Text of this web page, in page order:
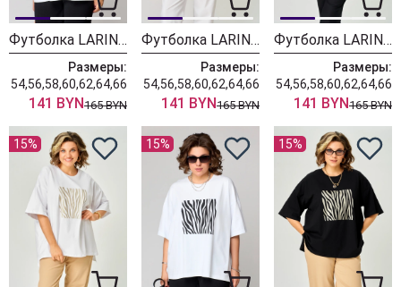
Футболка LARINI 084 белый relax
Размеры:
54,56,58,60,62,64,66
141 BYN165 BYN
Футболка LARINI 084 черный relax
Размеры:
54,56,58,60,62,64,66
141 BYN165 BYN
Футболка LARINI 083 белый + серебро зебра
Размеры:
54,56,58,60,62,64,66
141 BYN165 BYN
15% 15% 15%